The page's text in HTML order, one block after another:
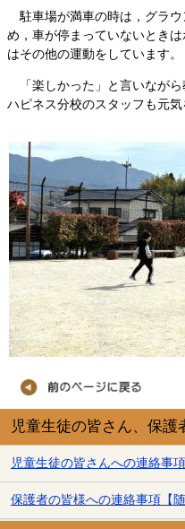
児童生徒の皆さん、保護
児童生徒の皆さんへの連絡事
保護者の皆様への連絡事項【随
駐車場が満車の時は，グラウ
め，車が停まっていないとき
はその他の運動をしています。
「楽しかった」と言いながら
ハピネス分校のスタッフも元気